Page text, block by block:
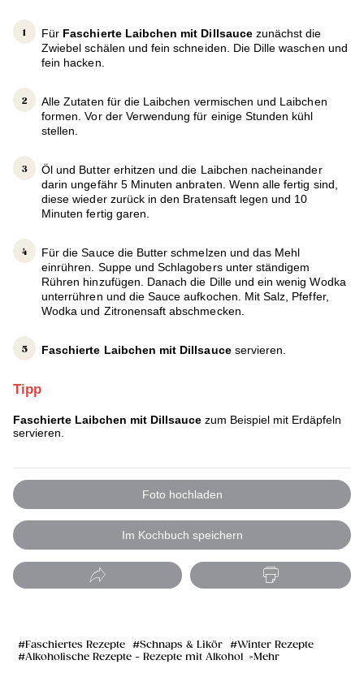
Für Faschierte Laibchen mit Dillsauce zunächst die
Zwiebel schälen und fein schneiden. Die Dille waschen und
fein hacken.
Alle Zutaten für die Laibchen vermischen und Laibchen
formen. Vor der Verwendung für einige Stunden kühl
stellen.
Öl und Butter erhitzen und die Laibchen nacheinander
darin ungefähr 5 Minuten anbraten. Wenn alle fertig sind,
diese wieder zurück in den Bratensaft legen und 10
Minuten fertig garen.
Für die Sauce die Butter schmelzen und das Mehl
einrühren. Suppe und Schlagobers unter ständigem
Rühren hinzufügen. Danach die Dille und ein wenig Wodka
unterrühren und die Sauce aufkochen. Mit Salz, Pfeffer,
Wodka und Zitronensaft abschmecken.
Faschierte Laibchen mit Dillsauceservieren.
Tipp
Faschierte Laibchen mit Dillsauce zum Beispiel mit Erdäpfeln
servieren.
Foto hochladen
Im Kochbuch speichern
Faschiertes Rezepte Schnaps & Likör
Winter Rezepte
Alkoholische Rezepte - Rezepte mit Alkohol
Mehr